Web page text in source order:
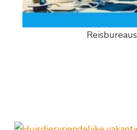
Reisbureaus